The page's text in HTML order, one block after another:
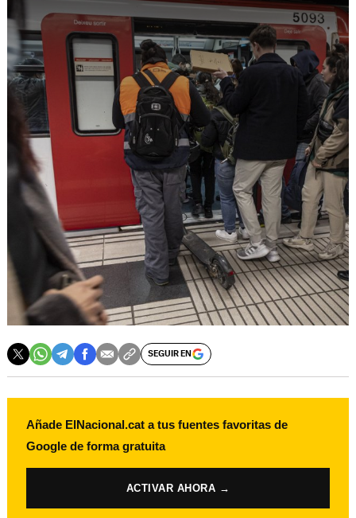
SEGUIR EN
Añade ElNacional.cat a tus fuentes favoritas de
Google de forma gratuita
ACTIVAR AHORA →